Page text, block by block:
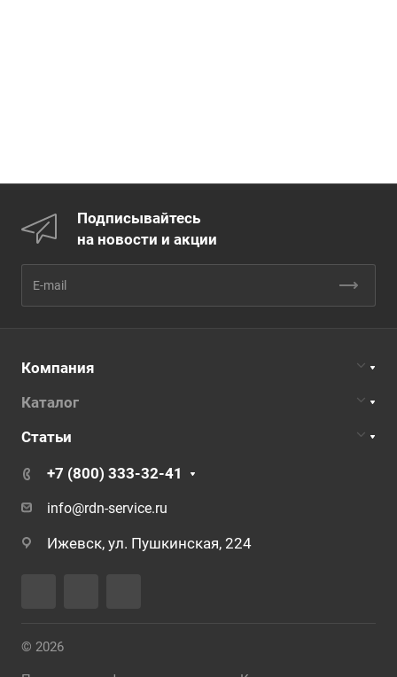
Подписывайтесь
на новости и акции
Компания
Каталог
Статьи
+7 (800) 333-32-41
info@rdn-service.ru
Ижевск, ул. Пушкинская, 224
© 2026